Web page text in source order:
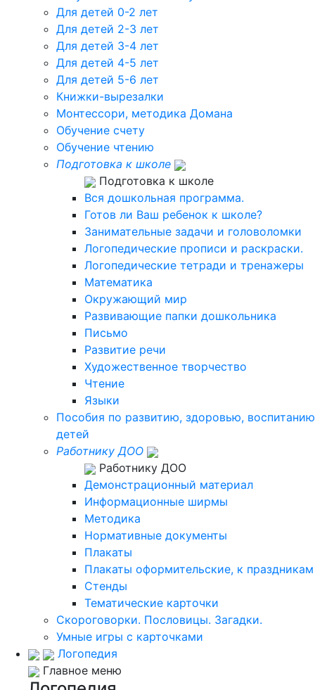
Для детей 0-2 лет
Для детей 2-3 лет
Для детей 3-4 лет
Для детей 4-5 лет
Для детей 5-6 лет
Книжки-вырезалки
Монтессори, методика Домана
Обучение счету
Обучение чтению
Подготовка к школе
Подготовка к школе
Вся дошкольная программа.
Готов ли Ваш ребенок к школе?
Занимательные задачи и головоломки
Логопедические прописи и раскраски.
Логопедические тетради и тренажеры
Математика
Окружающий мир
Развивающие папки дошкольника
Письмо
Развитие речи
Художественное творчество
Чтение
Языки
Пособия по развитию, здоровью, воспитанию
детей
Работнику ДОО
Работнику ДОО
Демонстрационный материал
Информационные ширмы
Методика
Нормативные документы
Плакаты
Плакаты оформительские, к праздникам
Стенды
Тематические карточки
Скороговорки. Пословицы. Загадки.
Умные игры с карточками
Логопедия
Главное меню